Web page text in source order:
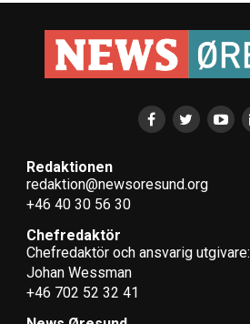
Redaktionen
redaktion@newsoresund.org
+46 40 30 56 30
Chefredaktör
Chefredaktör och ansvarig utgivare:
Johan Wessman
+46 702 52 32 41